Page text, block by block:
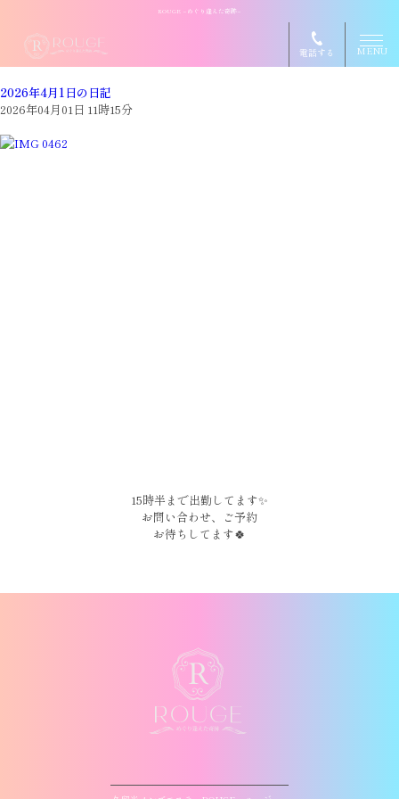
ROUGE ~めぐり逢えた奇跡~
電話する MENU
2026年4月1日の日記
2026年04月01日 11時15分
15時半まで出勤してます✨
お問い合わせ、ご予約
お待ちしてます🍀